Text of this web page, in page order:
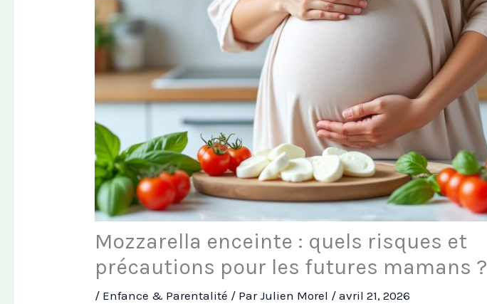
Mozzarella enceinte : quels risques et
précautions pour les futures mamans ?
/ Enfance & Parentalité / ParJulien Morel /avril 21, 2026